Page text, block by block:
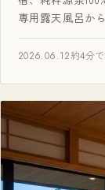
専用露天風呂か
した。
2026.06.12約4分